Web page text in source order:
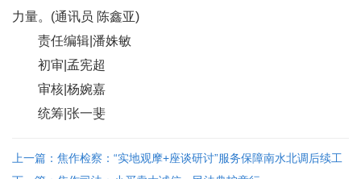
力量。(通讯员 陈鑫亚)
责任编辑|潘姝敏
初审|孟宪超
审核|杨婉嘉
统筹|张一斐
上一篇：焦作检察：“实地观摩+座谈研讨”服务保障南水北调后续工